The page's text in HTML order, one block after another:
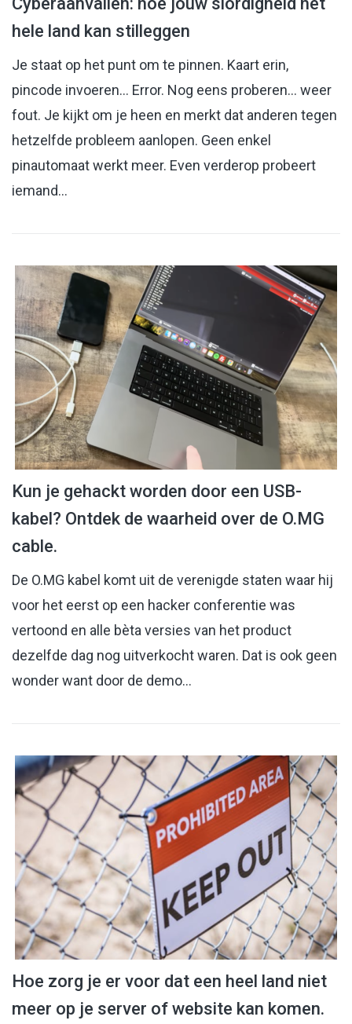
hele land kan stilleggen
Je staat op het punt om te pinnen. Kaart erin,
pincode invoeren… Error. Nog eens proberen… weer
fout. Je kijkt om je heen en merkt dat anderen tegen
hetzelfde probleem aanlopen. Geen enkel
pinautomaat werkt meer. Even verderop probeert
iemand…
Kun je gehackt worden door een USB-
kabel? Ontdek de waarheid over de O.MG
cable.
De O.MG kabel komt uit de verenigde staten waar hij
voor het eerst op een hacker conferentie was
vertoond en alle bèta versies van het product
dezelfde dag nog uitverkocht waren. Dat is ook geen
wonder want door de demo…
Hoe zorg je er voor dat een heel land niet
meer op je server of website kan komen.